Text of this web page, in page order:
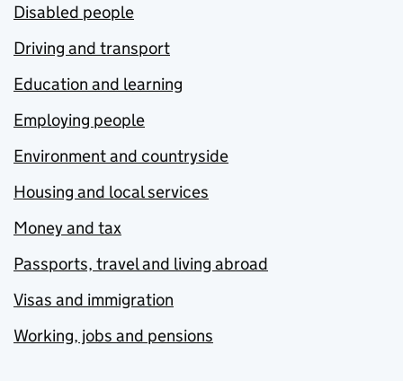
Disabled people
Driving and transport
Education and learning
Employing people
Environment and countryside
Housing and local services
Money and tax
Passports, travel and living abroad
Visas and immigration
Working, jobs and pensions